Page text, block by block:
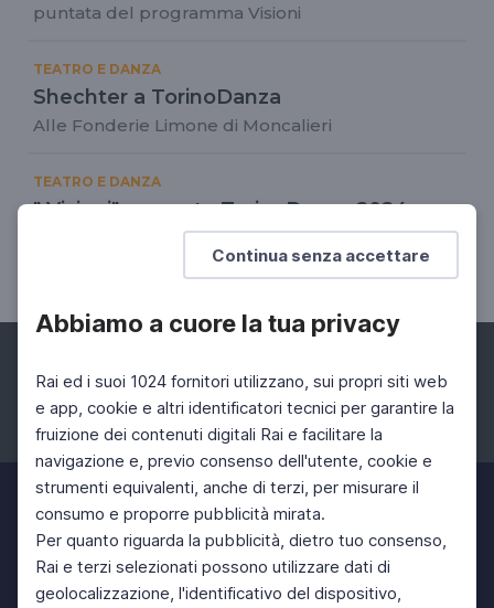
Continua senza accettare
Abbiamo a cuore la tua privacy
Rai ed i suoi 1024 fornitori utilizzano, sui propri siti web
e app, cookie e altri identificatori tecnici per garantire la
fruizione dei contenuti digitali Rai e facilitare la
navigazione e, previo consenso dell'utente, cookie e
strumenti equivalenti, anche di terzi, per misurare il
consumo e proporre pubblicità mirata.
Per quanto riguarda la pubblicità, dietro tuo consenso,
Rai e terzi selezionati possono utilizzare dati di
geolocalizzazione, l'identificativo del dispositivo,
puntata del programma Visioni
TEATRO E DANZA
Shechter a TorinoDanza
Alle Fonderie Limone di Moncalieri
TEATRO E DANZA
" Visioni" racconta TorinoDanza 2024
"Dance First" è il titolo della nuova stagione di
Torinodanza Festival 2024
Facebook Instagram Twitter